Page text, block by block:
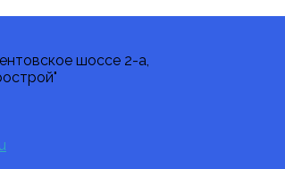
шоссе 2-а,